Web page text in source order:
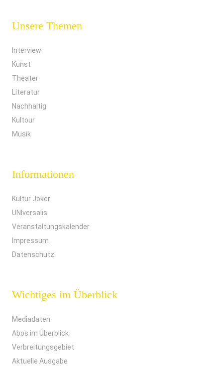
Unsere Themen
Interview
Kunst
Theater
Literatur
Nachhaltig
Kultour
Musik
Informationen
Kultur Joker
UNIversalis
Veranstaltungskalender
Impressum
Datenschutz
Wichtiges im Überblick
Mediadaten
Abos im Überblick
Verbreitungsgebiet
Aktuelle Ausgabe